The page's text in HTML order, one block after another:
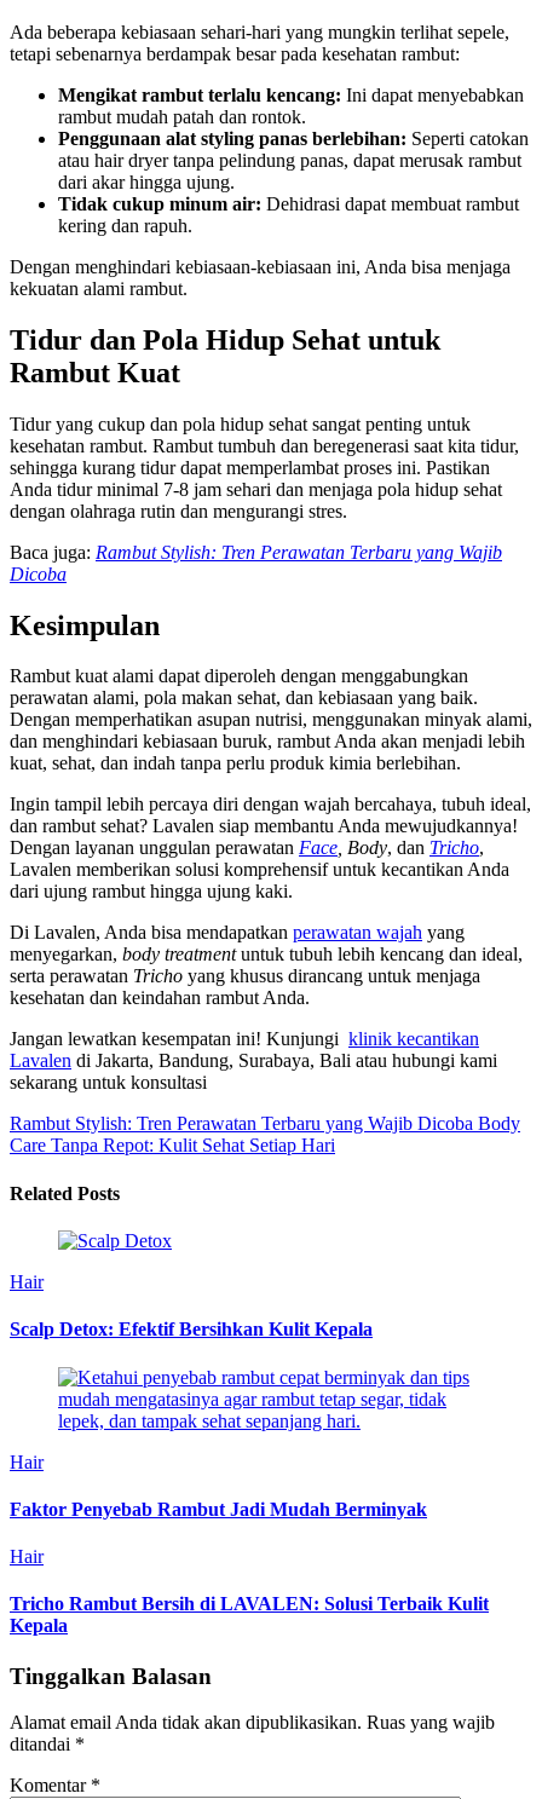
Ada beberapa kebiasaan sehari-hari yang mungkin terlihat sepele,
tetapi sebenarnya berdampak besar pada kesehatan rambut:
Mengikat rambut terlalu kencang: Ini dapat menyebabkan
rambut mudah patah dan rontok.
Penggunaan alat styling panas berlebihan: Seperti catokan
atau hair dryer tanpa pelindung panas, dapat merusak rambut
dari akar hingga ujung.
Tidak cukup minum air: Dehidrasi dapat membuat rambut
kering dan rapuh.
Dengan menghindari kebiasaan-kebiasaan ini, Anda bisa menjaga
kekuatan alami rambut.
Tidur dan Pola Hidup Sehat untuk
Rambut Kuat
Tidur yang cukup dan pola hidup sehat sangat penting untuk
kesehatan rambut. Rambut tumbuh dan beregenerasi saat kita tidur,
sehingga kurang tidur dapat memperlambat proses ini. Pastikan
Anda tidur minimal 7-8 jam sehari dan menjaga pola hidup sehat
dengan olahraga rutin dan mengurangi stres.
Baca juga: Rambut Stylish: Tren Perawatan Terbaru yang Wajib
Dicoba
Kesimpulan
Rambut kuat alami dapat diperoleh dengan menggabungkan
perawatan alami, pola makan sehat, dan kebiasaan yang baik.
Dengan memperhatikan asupan nutrisi, menggunakan minyak alami,
dan menghindari kebiasaan buruk, rambut Anda akan menjadi lebih
kuat, sehat, dan indah tanpa perlu produk kimia berlebihan.
Ingin tampil lebih percaya diri dengan wajah bercahaya, tubuh ideal,
dan rambut sehat? Lavalen siap membantu Anda mewujudkannya!
Dengan layanan unggulan perawatan Face, Body, dan Tricho,
Lavalen memberikan solusi komprehensif untuk kecantikan Anda
dari ujung rambut hingga ujung kaki.
Di Lavalen, Anda bisa mendapatkan perawatan wajah yang
menyegarkan, body treatmentuntuk tubuh lebih kencang dan ideal,
serta perawatan Tricho yang khusus dirancang untuk menjaga
kesehatan dan keindahan rambut Anda.
Jangan lewatkan kesempatan ini! Kunjungi klinik kecantikan
Lavalen di Jakarta, Bandung, Surabaya, Bali atau hubungi kami
sekarang untuk konsultasi
Rambut Stylish: Tren Perawatan Terbaru yang Wajib Dicoba Body
Care Tanpa Repot: Kulit Sehat Setiap Hari
Related Posts
Hair
Scalp Detox: Efektif Bersihkan Kulit Kepala
Hair
Faktor Penyebab Rambut Jadi Mudah Berminyak
Hair
Tricho Rambut Bersih di LAVALEN: Solusi Terbaik Kulit
Kepala
Tinggalkan Balasan
Alamat email Anda tidak akan dipublikasikan. Ruas yang wajib
ditandai *
Komentar *